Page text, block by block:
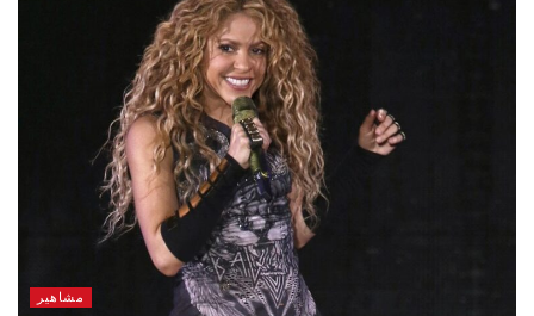
مشاهير